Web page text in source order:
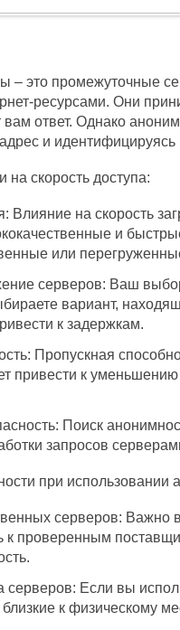
– это промежуточные
ресурсами. Они
ответ. Однако
и
скорость доступа:
Влияние на скорость
и
или
серверов: Ваш
вариант,
к задержкам.
Пропускная
привести к уменьшению
Поиск
запросов
при использовании
серверов:
к проверенным
Если вы
к физическому